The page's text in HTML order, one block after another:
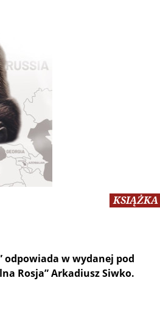
KSIĄŻKA
w wydanej pod
Rosja” Arkadiusz Siwko.